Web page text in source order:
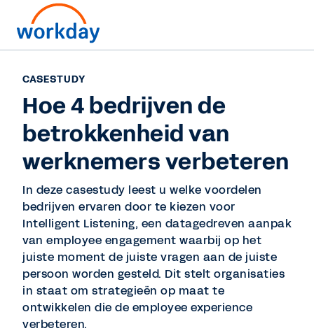
CASESTUDY
Hoe 4 bedrijven de
betrokkenheid van
werknemers verbeteren
In deze casestudy leest u welke voordelen
bedrijven ervaren door te kiezen voor
Intelligent Listening, een datagedreven aanpak
van employee engagement waarbij op het
juiste moment de juiste vragen aan de juiste
persoon worden gesteld. Dit stelt organisaties
in staat om strategieën op maat te
ontwikkelen die de employee experience
verbeteren.